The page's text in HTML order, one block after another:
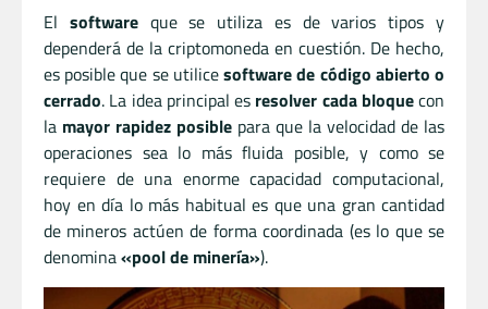
El softwareque se utiliza es de varios tipos y
dependerá de la criptomoneda en cuestión. De hecho,
es posible que se utilicesoftware de código abierto o
cerrado. La idea principal es resolver cada bloquecon
la mayor rapidez posible para que la velocidad de las
operaciones sea lo más fluida posible, y como se
requiere de una enorme capacidad computacional,
hoy en día lo más habitual es que una gran cantidad
de mineros actúen de forma coordinada (es lo que se
denomina«pool de minería»).